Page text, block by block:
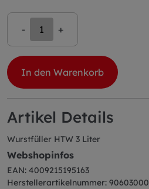
- +
In den Warenkorb
Artikel Details
Wurstfüller HTW 3 Liter
Webshopinfos
EAN: 4009215195163
Herstellerartikelnummer: 90603000